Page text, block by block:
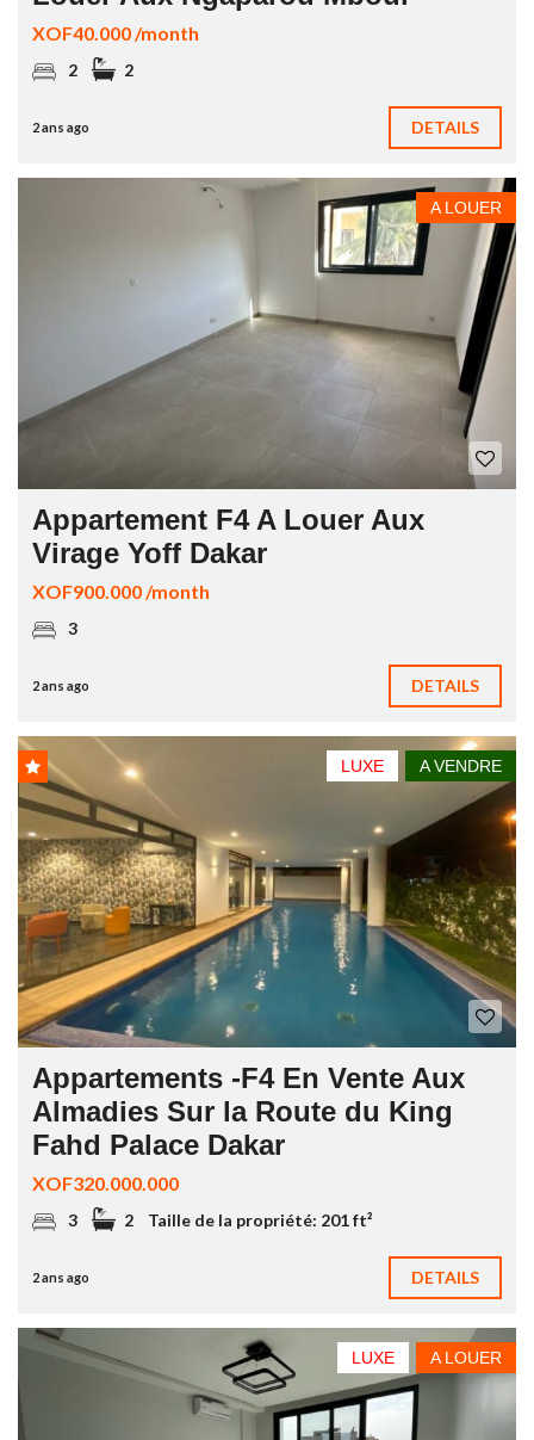
XOF40.000 /month
2 2
2 ans ago DETAILS
A LOUER
Appartement F4 A Louer Aux
Virage Yoff Dakar
XOF900.000 /month
3
2 ans ago DETAILS
A VENDRE
LUXE
Appartements -F4 En Vente Aux
Almadies Sur la Route du King
Fahd Palace Dakar
XOF320.000.000
3 2 Taille de la propriété: 201 ft²
2 ans ago DETAILS
A LOUER
LUXE